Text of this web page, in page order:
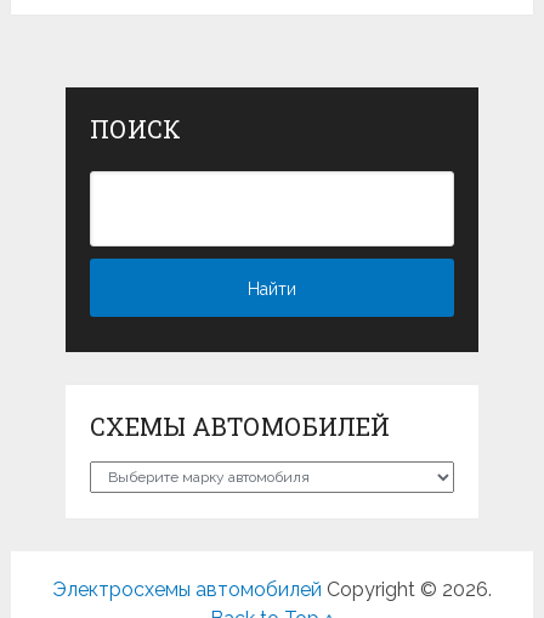
ПОИСК
СХЕМЫ АВТОМОБИЛЕЙ
Схемы
Электросхемы автомобилей Copyright © 2026.